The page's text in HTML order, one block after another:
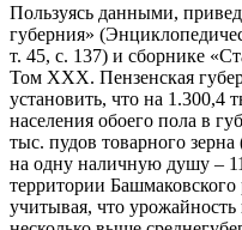
Пользуясь данными,
губерния»
т. 45, с. 137) и сборнике
Том ХХХ. Пензенская
установить, что на 1.300,4
населения обоего пола в
тыс. пудов товарного
на одну наличную душу –
территории
учитывая, что